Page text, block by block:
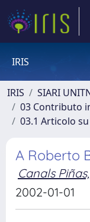
IRIS
IRIS
SIARI
03 Contributo
03.1 Articolo
A Roberto
Canals
2002-01-01